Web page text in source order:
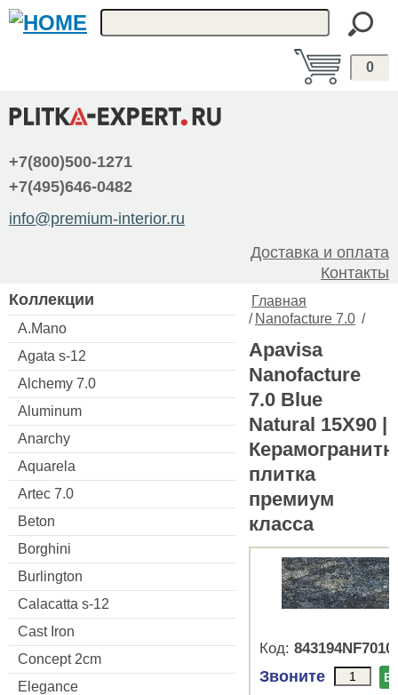
0
+7(800)500-1271
+7(495)646-0482
info@premium-interior.ru
Доставка и оплата
Контакты
Коллекции
A.Mano
Agata s-12
Alchemy 7.0
Aluminum
Anarchy
Aquarela
Artec 7.0
Beton
Borghini
Burlington
Calacatta s-12
Cast Iron
Concept 2cm
Elegance
Главная
/ Nanofacture 7.0 /
Apavisa
Nanofacture
7.0 Blue
Natural 15X90 |
плитка
премиум
класса
Код:
Звоните В